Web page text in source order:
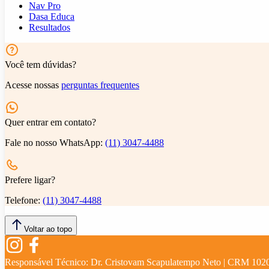
Nav Pro
Dasa Educa
Resultados
Você tem dúvidas?
Acesse nossas perguntas frequentes
Quer entrar em contato?
Fale no nosso WhatsApp: (11) 3047-4488
Prefere ligar?
Telefone: (11) 3047-4488
Voltar ao topo
Responsável Técnico: Dr. Cristovam Scapulatempo Neto | CRM